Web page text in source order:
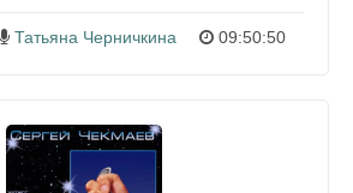
Татьяна Черничкина 09:50:50